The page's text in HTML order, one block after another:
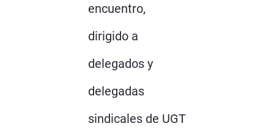
encuentro,
dirigido a
delegados y
delegadas
sindicales de UGT